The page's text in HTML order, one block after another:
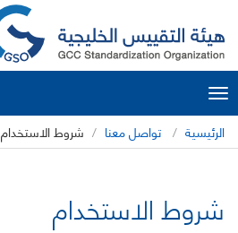
Toggle
navigation
الرئيسية تواصل معنا شروط الاستخدام
شروط الاستخدام